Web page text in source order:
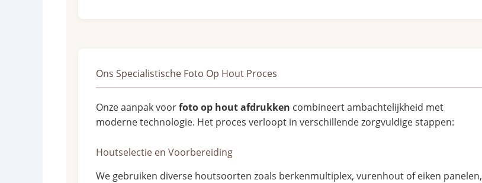
Ons Specialistische Foto Op Hout Proces
Onze aanpak voorfoto op hout afdrukken combineert ambachtelijkheid met
moderne technologie. Het proces verloopt in verschillende zorgvuldige stappen:
Houtselectie en Voorbereiding
We gebruiken diverse houtsoorten zoals berkenmultiplex, vurenhout of eiken panelen,